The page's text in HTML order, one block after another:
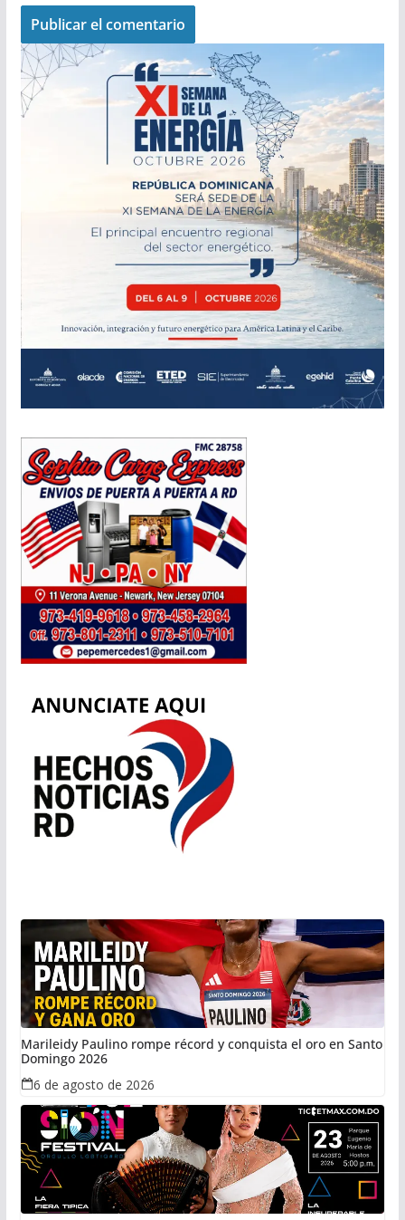
Marileidy Paulino rompe récord y conquista el oro en Santo
Domingo 2026
6 de agosto de 2026